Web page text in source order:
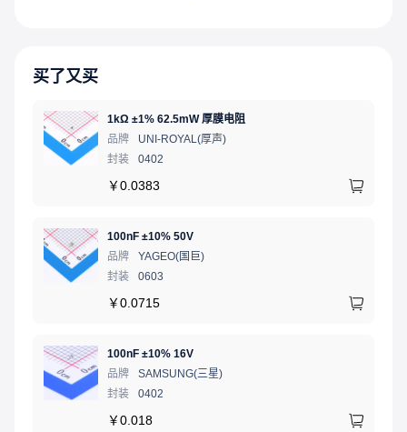
买了又买
1kΩ ±1% 62.5mW 厚膜电阻
品牌
UNI-ROYAL(厚声)
封装
0402
￥0.0383
100nF ±10% 50V
品牌
YAGEO(国巨)
封装
0603
￥0.0715
100nF ±10% 16V
品牌
SAMSUNG(三星)
封装
0402
￥0.018